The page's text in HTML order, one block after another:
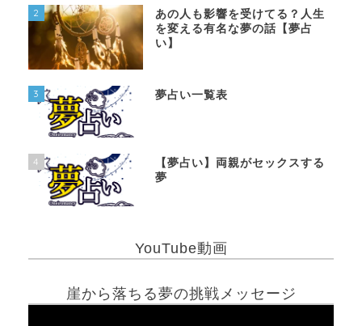
2
あの人も影響を受けてる？人生
を変える有名な夢の話【夢占
い】
3 夢占い一覧表
4
【夢占い】両親がセックスする
夢
YouTube動画
崖から落ちる夢の挑戦メッセージ